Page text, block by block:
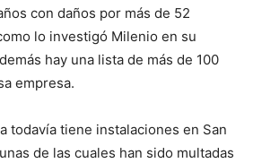
con daños por más de 52
lo investigó Milenio en su
hay una lista de más de 100
empresa.
todavía tiene instalaciones en San
de las cuales han sido multadas